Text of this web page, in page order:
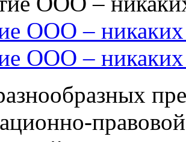
ООО – никаких
ООО – никаких